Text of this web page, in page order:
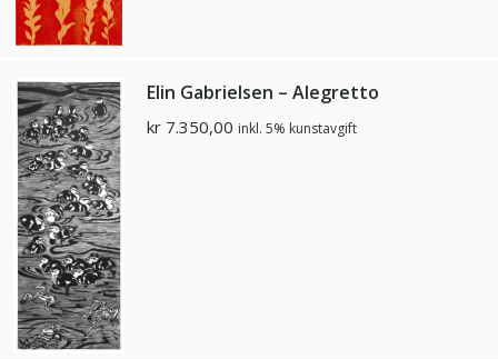
Elin Gabrielsen – Alegretto
kr 7.350,00 inkl. 5% kunstavgift